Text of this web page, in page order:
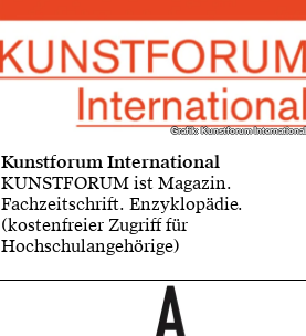
Grafik: Kunstforum International
Grafik: Kunstforum International
Kunstforum International
KUNSTFORUM ist Magazin.
Fachzeitschrift. Enzyklopädie.
(kostenfreier Zugriff für
Hochschulangehörige)